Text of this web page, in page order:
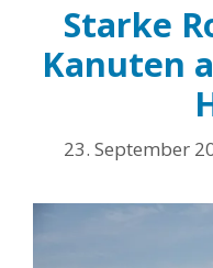
Starke
Kanuten
23. September